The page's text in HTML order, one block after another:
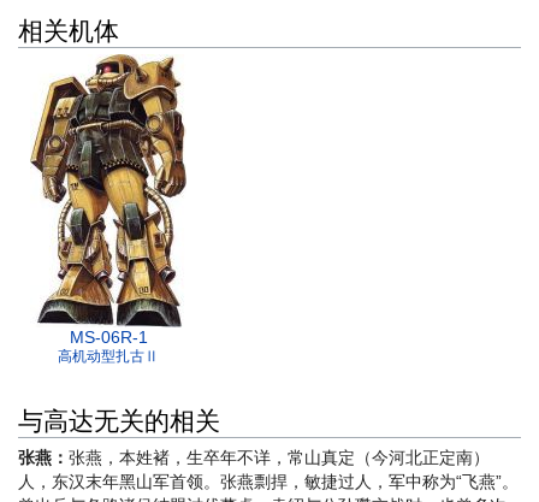
相关机体
MS-06R-1
高机动型扎古Ⅱ
与高达无关的相关
张燕： 张燕，本姓褚，生卒年不详，常山真定（今河北正定南）
人，东汉末年黑山军首领。张燕剽捍，敏捷过人，军中称为“飞燕”。